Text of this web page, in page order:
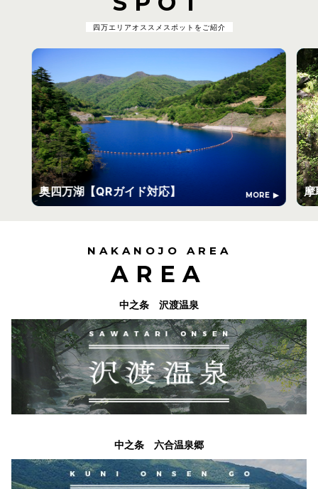
四万エリアオススメスポットをご紹介
奥四万湖【QRガイド対応】 MORE 摩
NAKANOJO AREA
AREA
中之条 沢渡温泉
中之条 六合温泉郷